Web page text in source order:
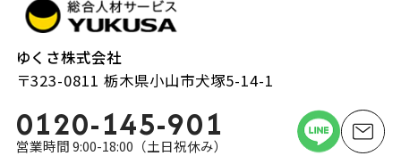
ゆくさ株式会社
〒323-0811 栃木県小山市犬塚5-14-1
0120-145-901
営業時間 9:00-18:00（土日祝休み）